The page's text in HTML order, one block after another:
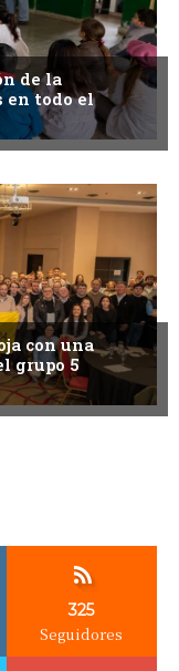
de la
en todo el
con una
grupo 5
325
Seguidores